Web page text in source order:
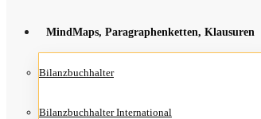
Mind­Maps, Para­gra­phen­ket­ten, Klausuren
Bilanz­buch­hal­ter
Bilanz­buch­hal­ter International